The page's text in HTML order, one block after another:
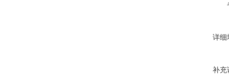
详细
补充